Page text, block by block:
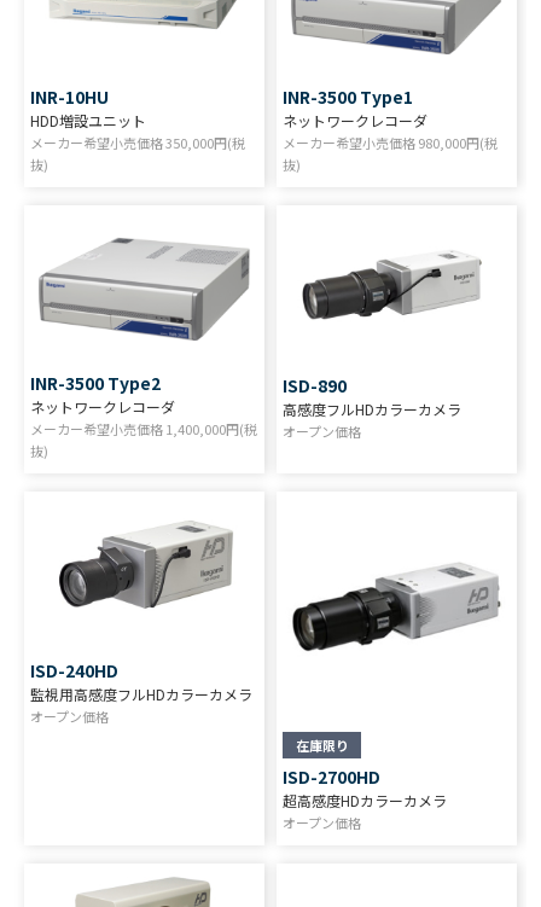
INR-10HU
HDD増設ユニット
メーカー希望小売価格350,000円(税
抜)
INR-3500 Type1
ネットワークレコーダ
メーカー希望小売価格980,000円(税
抜)
INR-3500 Type2
ネットワークレコーダ
メーカー希望小売価格1,400,000円(税
抜)
ISD-890
高感度フルHDカラーカメラ
オープン価格
ISD-240HD
監視用高感度フルHDカラーカメラ
オープン価格
在庫限り
ISD-2700HD
超高感度HDカラーカメラ
オープン価格